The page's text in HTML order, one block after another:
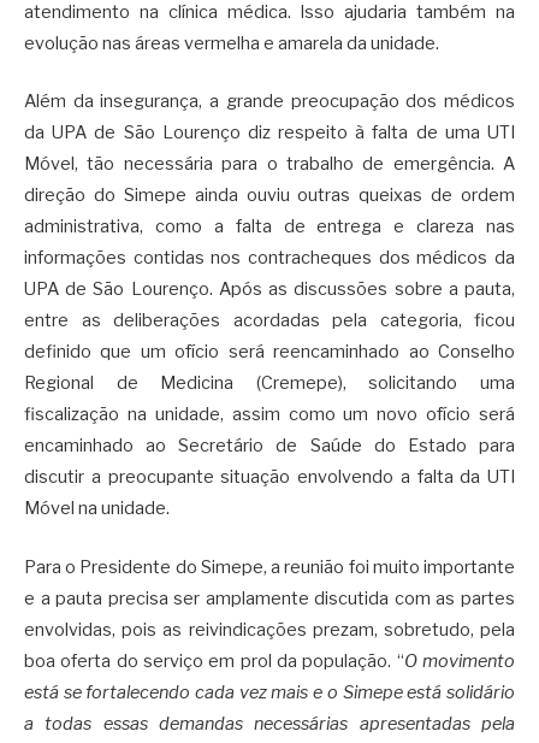
atendimento na clínica médica. Isso ajudaria também na
evolução nas áreas vermelha e amarela da unidade.
Além da insegurança, a grande preocupação dos médicos
da UPA de São Lourenço diz respeito à falta de uma UTI
Móvel, tão necessária para o trabalho de emergência. A
direção do Simepe ainda ouviu outras queixas de ordem
administrativa, como a falta de entrega e clareza nas
informações contidas nos contracheques dos médicos da
UPA de São Lourenço. Após as discussões sobre a pauta,
entre as deliberações acordadas pela categoria, ficou
definido que um ofício será reencaminhado ao Conselho
Regional de Medicina (Cremepe), solicitando uma
fiscalização na unidade, assim como um novo ofício será
encaminhado ao Secretário de Saúde do Estado para
discutir a preocupante situação envolvendo a falta da UTI
Móvel na unidade.
Para o Presidente do Simepe, a reunião foi muito importante
e a pauta precisa ser amplamente discutida com as partes
envolvidas, pois as reivindicações prezam, sobretudo, pela
boa oferta do serviço em prol da população. “O movimento
está se fortalecendo cada vez mais e o Simepe está solidário
a todas essas demandas necessárias apresentadas pela